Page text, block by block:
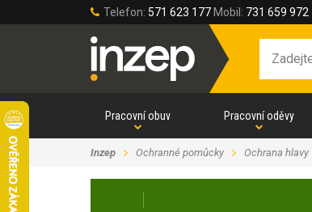
Telefon: 571 623 177 Mobil: 731 659 972
Pracovní obuv Pracovní oděvy
Inzep Ochranné pomůcky Ochrana hlavy